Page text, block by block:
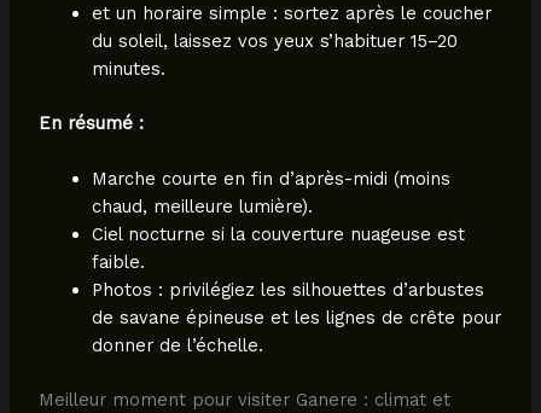
et un horaire simple : sortez après le coucher
du soleil, laissez vos yeux s’habituer 15–20
minutes.
En résumé :
Marche courte en fin d’après-midi (moins
chaud, meilleure lumière).
Ciel nocturne si la couverture nuageuse est
faible.
Photos : privilégiez les silhouettes d’arbustes
de savane épineuse et les lignes de crête pour
donner de l’échelle.
Meilleur moment pour visiter Ganere : climat et